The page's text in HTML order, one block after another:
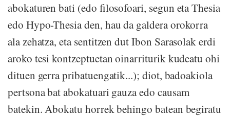
abokaturen bati (edo filosofoari, segun eta Thesia
edo Hypo-Thesia den, hau da galdera orokorra
ala zehatza, eta sentitzen dut Ibon Sarasolak erdi
aroko tesi kontzeptuetan oinarriturik kudeatu ohi
dituen gerra pribatuengatik...); diot, badoakiola
pertsona bat abokatuari gauza edo causam
batekin. Abokatu horrek behingo batean begiratu